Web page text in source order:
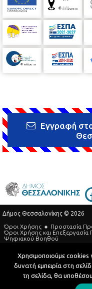
Εγγραφή
Δήμος Θεσσαλονίκης © 2026
Όροι Χρήσης
Προστασία
Όροι Xρήσης και
Ψηφιακού Βοηθού
Τηλεφωνικός Κατάλογος
Developed by
Χρησιμοποιούμε
δυνατή εμπειρία στη
τη σελίδα, θα